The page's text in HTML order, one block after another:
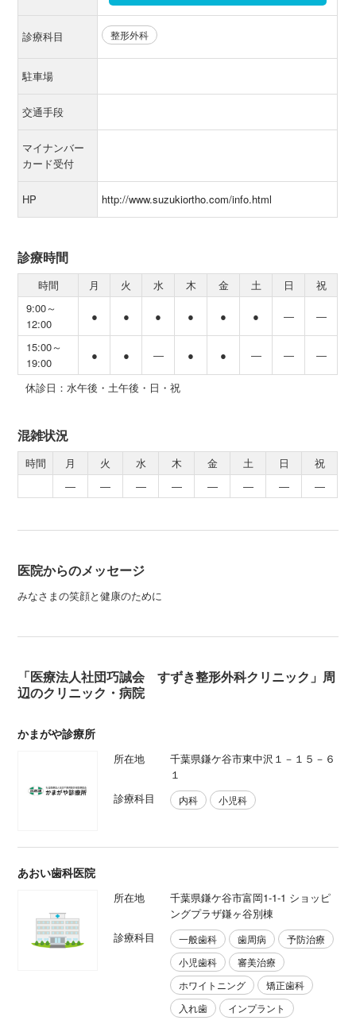
診療科目 整形外科
駐車場
交通手段
マイナンバー
カード受付
HP http://www.suzukiortho.com/info.html
診療時間
時間 月 火 水 木 金 土 日
祝
9:00～
12:00
● ● ● ● ● ● ― ―
15:00～
19:00
● ● ― ● ● ― ― ―
休診日：水午後・土午後・日・祝
混雑状況
時間 月 火 水 木 金 土 日
祝
―
― ― ― ― ― ― ―
医院からのメッセージ
みなさまの笑顔と健康のために
「医療法人社団巧誠会 すずき整形外科クリニック」周
辺のクリニック・病院
かまがや診療所
所在地
千葉県鎌ケ谷市東中沢１－１５－６
１
診療科目
内科 小児科
あおい歯科医院
所在地
千葉県鎌ケ谷市富岡1-1-1 ショッピ
ングプラザ鎌ヶ谷別棟
診療科目
一般歯科 歯周病
予防治療
小児歯科
審美治療
ホワイトニング
矯正歯科
入れ歯
インプラント